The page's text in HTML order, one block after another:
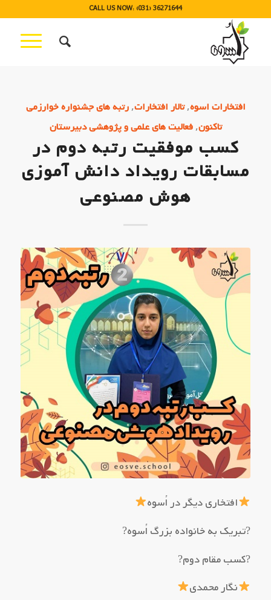
CALL US NOW: (031) 36271644
افتخارات اسوه,تالار افتخارات,رتبه های جشنواره خوارزمی
تاکنون,فعالیت های علمی و پژوهشی دبیرستان
کسب موفقیت رتبه دوم در
مسابقات رویداد دانش آموزی
هوش مصنوعی
افتخاری دیگر در اُسوه
?تبریک به خانواده بزرگ اُسوه?
?کسب مقام دوم?
نگار محمدی